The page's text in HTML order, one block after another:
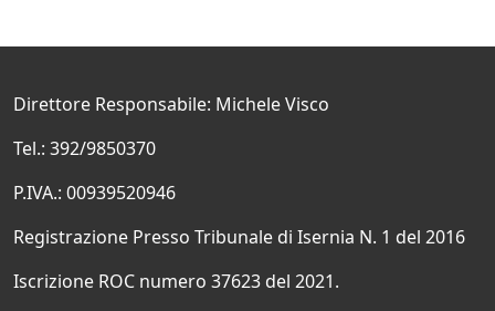
Direttore Responsabile: Michele Visco
Tel.: 392/9850370
P.IVA.: 00939520946
Registrazione Presso Tribunale di Isernia N. 1 del 2016
Iscrizione ROC numero 37623 del 2021.